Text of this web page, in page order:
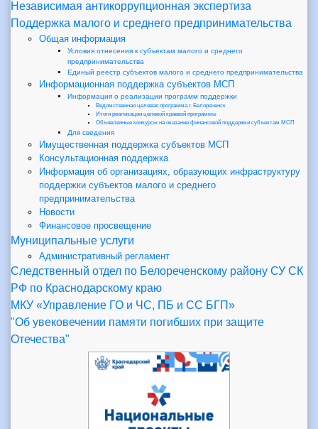
Независимая антикоррупционная экспертиза
Поддержка малого и среднего предпринимательства
Общая информация
Условия отнесения к субъектам малого и среднего
предпринимательства
Единый реестр субъектов малого и среднего предпринимательства
Информационная поддержка субъектов МСП
Информация о реализации программ поддержки
Ведомственная целевая программа г. Белореченск
Итоги реализации целевой краевой программы
Объявленные конкурсы на оказание финансовой поддержки субъектам МСП
Для сведения
Имущественная поддержка субъектов МСП
Консультационная поддержка
Информация об организациях, образующих инфраструктуру
поддержки субъектов малого и среднего
предпринимательства
Новости
Финансовое просвещение
Муниципальные услуги
Административный регламент
Следственный отдел по Белореченскому району СУ СК
РФ по Краснодарскому краю
МКУ «Управление ГО и ЧС, ПБ и СС БГП»
"Об увековечении памяти погибших при защите
Отечества"